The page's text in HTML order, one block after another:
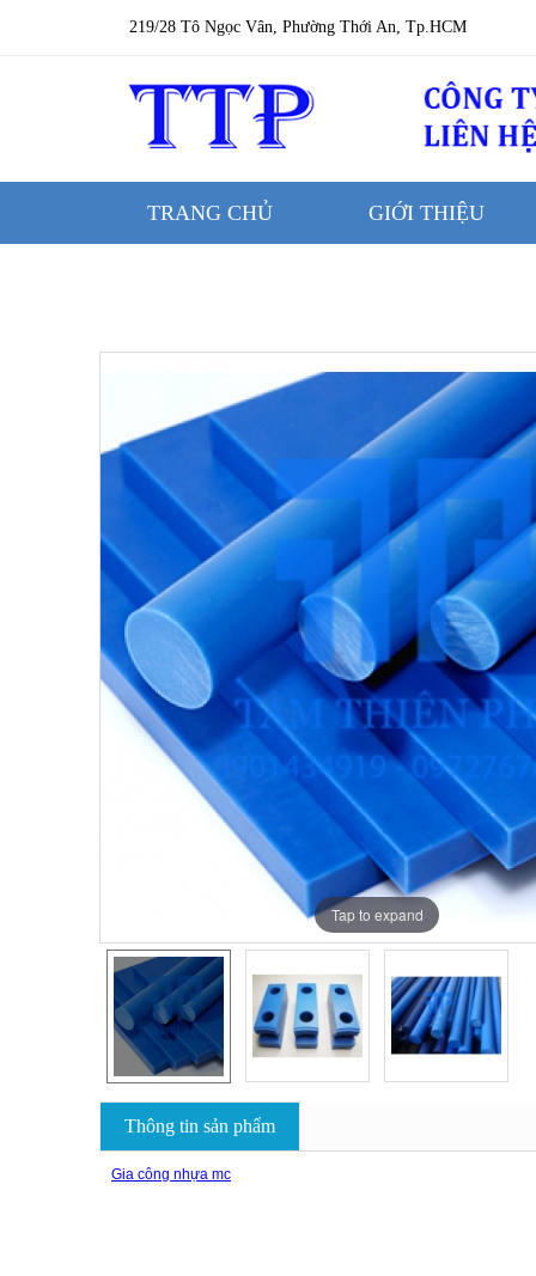
219/28 Tô Ngọc Vân, Phường Thới An, Tp.HCM
TRANG CHỦ GIỚI THIỆU
Tap to expand
Thông tin sản phẩm
Gia công nhựa mc